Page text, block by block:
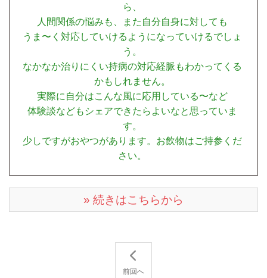
ら、
人間関係の悩みも、また自分自身に対しても
うま〜く対応していけるようになっていけるでしょ
う。
なかなか治りにくい持病の対応経脈もわかってくる
かもしれません。
実際に自分はこんな風に応用している〜など
体験談などもシェアできたらよいなと思っていま
す。
少しですがおやつがあります。お飲物はご持参くだ
さい。
» 続きはこちらから
前回へ